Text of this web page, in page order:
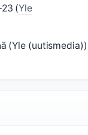
(Yle
(Yle (uutismedia))